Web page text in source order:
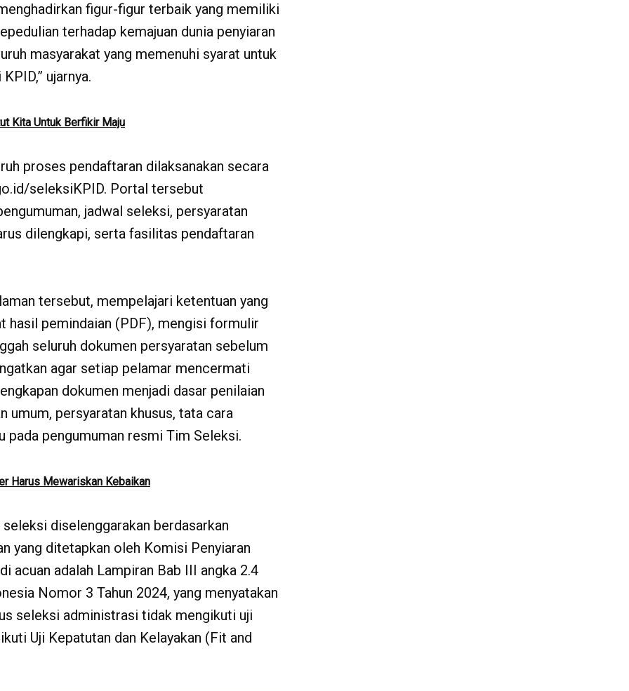
figur-figur terbaik yang memiliki
terhadap kemajuan dunia penyiaran
masyarakat yang memenuhi syarat untuk
ujarnya.
Kita Untuk Berfikir Maju
proses pendaftaran dilaksanakan secara
seleksiKPID. Portal tersebut
jadwal seleksi, persyaratan
dilengkapi, serta fasilitas pendaftaran
tersebut, mempelajari ketentuan yang
hasil pemindaian (PDF), mengisi formulir
seluruh dokumen persyaratan sebelum
agar setiap pelamar mencermati
dokumen menjadi dasar penilaian
umum, persyaratan khusus, tata cara
pada pengumuman resmi Tim Seleksi.
Harus Mewariskan Kebaikan
diselenggarakan berdasarkan
yang ditetapkan oleh Komisi Penyiaran
acuan adalah Lampiran Bab III angka 2.4
Nomor 3 Tahun 2024, yang menyatakan
seleksi administrasi tidak mengikuti uji
Uji Kepatutan dan Kelayakan (Fit and